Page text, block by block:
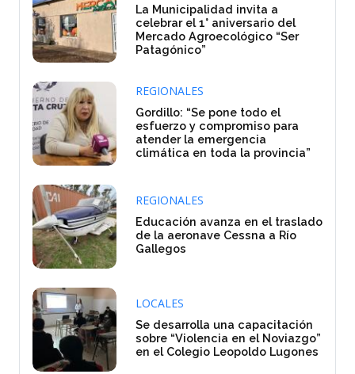
La Municipalidad invita a
celebrar el 1° aniversario del
Mercado Agroecológico “Ser
Patagónico”
REGIONALES
Gordillo: “Se pone todo el
esfuerzo y compromiso para
atender la emergencia
climática en toda la provincia”
REGIONALES
Educación avanza en el traslado
de la aeronave Cessna a Río
Gallegos
LOCALES
Se desarrolla una capacitación
sobre “Violencia en el Noviazgo”
en el Colegio Leopoldo Lugones